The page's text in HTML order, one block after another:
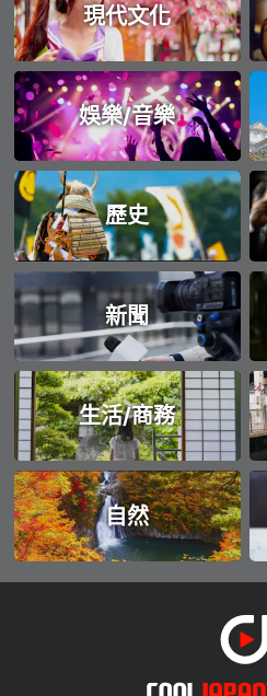
現代文化
娛樂/音樂
歷史
新聞
生活/商務
自然